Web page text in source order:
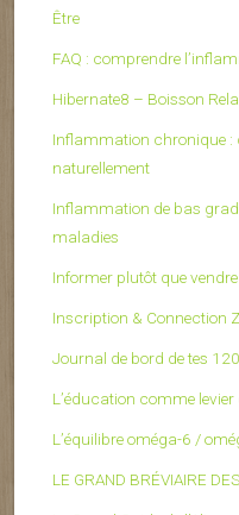
Être
FAQ : comprendre
Hibernate8 – Boisson
Inflammation chronique :
naturellement
Inflammation de bas
maladies
Informer plutôt que
Inscription & Connection
Journal de bord de tes
L’éducation comme
L’équilibre oméga-6 /
LE GRAND BRÉVIAIRE